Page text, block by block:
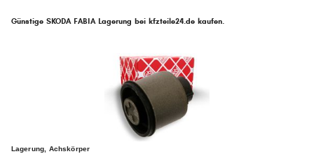
Günstige SKODA FABIA Lagerung bei kfzteile24.de kaufen.
Lagerung, Achskörper